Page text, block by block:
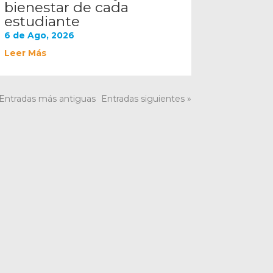
bienestar de cada
estudiante
6 de Ago, 2026
Leer Más
más antiguas Entradas siguientes »